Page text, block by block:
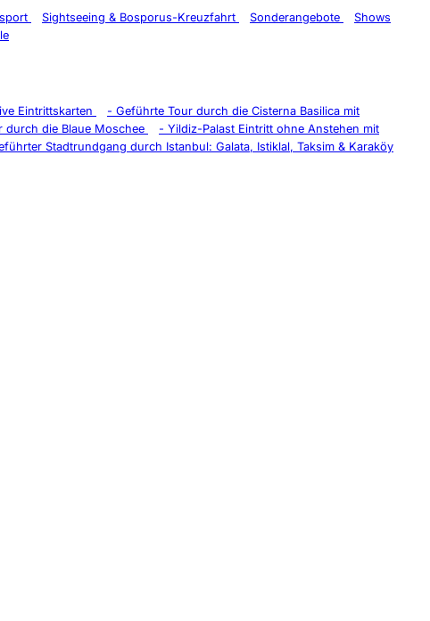
Sightseeing & Bosporus-Kreuzfahrt Sonderangebote
Shows
Eintrittskarten - Geführte Tour durch die Cisterna Basilica mit
durch die Blaue Moschee - Yildiz-Palast Eintritt ohne Anstehen mit
Stadtrundgang durch Istanbul: Galata, Istiklal, Taksim & Karaköy